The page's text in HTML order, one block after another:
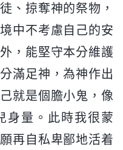
、掠奪神的祭物，
中不考慮自己的安
，能堅守本分維護
滿足神，為神作出
就是個膽小鬼，像
身量。此時我很蒙
再自私卑鄙地活着